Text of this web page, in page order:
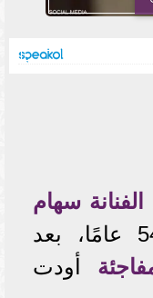
الفنانة سهام
، عن عمر ناهز 54 عامًا، بعد
أودت